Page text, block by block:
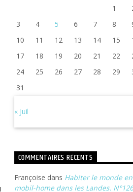
1
3
4 5 6 7 8
10
11 12 13 14 15
17
18 19 20 21 22
24
25 26 27 28 29
31
« Juil
COMMENTAIRES RÉCENTS
Françoise dans Habiter le monde
mobil-home dans les Landes.